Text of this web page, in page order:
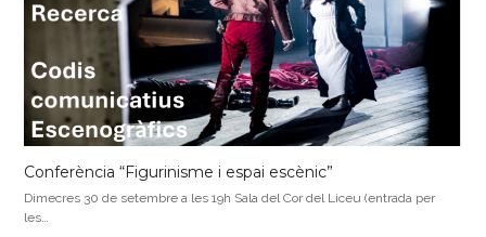
Conferència “Figurinisme i espai escènic”
Dimecres 30 de setembre a les 19h Sala del Cor del Liceu (entrada per
les…